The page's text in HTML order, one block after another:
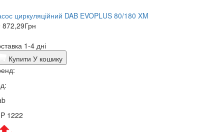
циркуляційний DAB EVOPLUS 80/180 XM
872,29Грн
1-4 дні
Купити У кошику
1222